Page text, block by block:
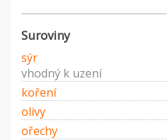
Suroviny
sýr
vhodný k uzení
koření
olivy
ořechy